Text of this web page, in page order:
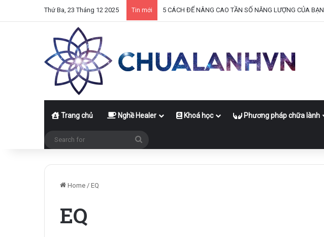
Thứ Ba, 23 Tháng 12 2025 Tin mới 5 CÁCH ĐỂ NÂNG CAO TẦN SỐ NĂNG LƯỢNG CỦA BẠN
Trang chủ Nghề Healer Khoá học Phương pháp chữa lành
Home / EQ
EQ